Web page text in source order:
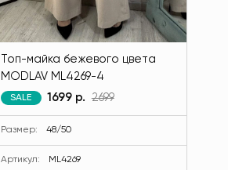
Топ-майка бежевого цвета
MODLAV ML4269-4
SALE 1699 р. 2699
Размер: 48/50
Артикул: ML4269